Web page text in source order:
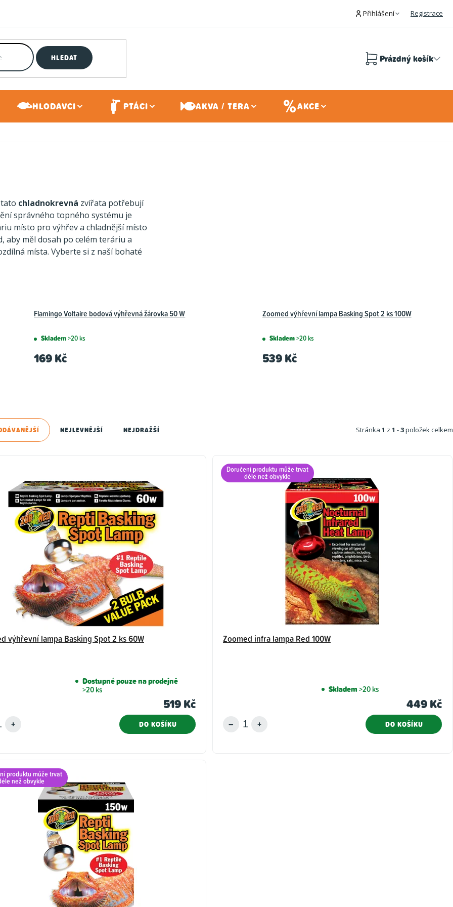
Přihlášení Registrace
HLEDAT Prázdný košík
HLODAVCI PTÁCI AKVA / TERA AKCE
chladnokrevná zvířata potřebují
správného topného systému je
místo pro výhřev a chladnější místo
aby měl dosah po celém teráriu a
místa. Vyberte si z naší bohaté
Flamingo Voltaire bodová výhřevná žárovka 50 W
Skladem>20 ks
169 Kč
Zoomed výhřevní lampa Basking Spot 2 ks 100W
Skladem>20 ks
539 Kč
Stránka 1 z 1 -3položek celkem
NEJLEVNĚJŠÍ NEJDRAŽŠÍ
výhřevní lampa Basking Spot 2 ks 60W
Dostupné pouze na prodejně
>20 ks
519 Kč
DO KOŠÍKU
Doručení produktu může trvat
déle než obvykle
Zoomed infra lampa Red 100W
Skladem>20 ks
449 Kč
DO KOŠÍKU
produktu může trvat
než obvykle